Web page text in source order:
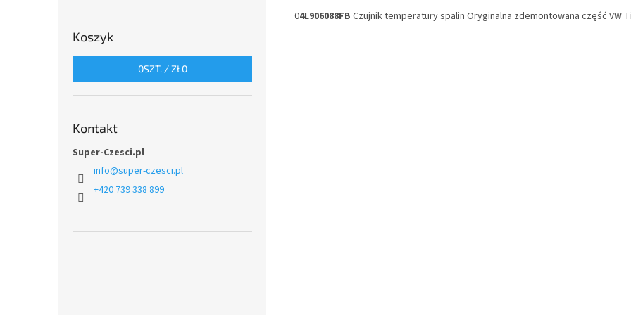
Koszyk
0SZT. /ZŁ0
Kontakt
Super-Czesci.pl
info@super-czesci.pl
+420 739 338 899
04L906088FB Czujnik temperatury spalin Oryginalna zdemontowana część VW